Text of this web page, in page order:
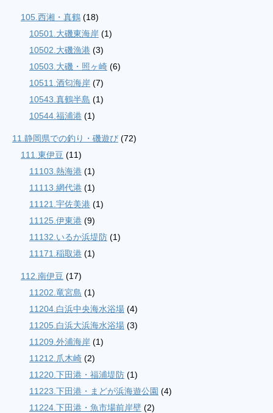
105.西湘・真鶴 (18)
10501.大磯東海岸 (1)
10502.大磯漁港 (3)
10503.大磯・照ヶ崎 (6)
10511.酒匂海岸 (7)
10543.真鶴半島 (1)
10544.福浦港 (1)
11.静岡県での釣り・磯遊び (72)
111.東伊豆 (11)
11103.熱海港 (1)
11113.網代港 (1)
11121.宇佐美港 (1)
11125.伊東港 (9)
11132.いるか浜堤防 (1)
11171.稲取港 (1)
112.南伊豆 (17)
11202.竜宮島 (1)
11204.白浜中央海水浴場 (4)
11205.白浜大浜海水浴場 (3)
11209.外浦海岸 (1)
11212.爪木崎 (2)
11220.下田港・福浦堤防 (1)
11223.下田港・まどが浜海遊公園 (4)
11224.下田港・魚市場前岸壁 (2)